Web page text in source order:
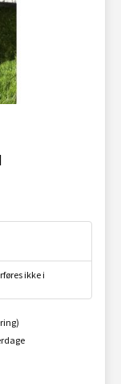
ikke i